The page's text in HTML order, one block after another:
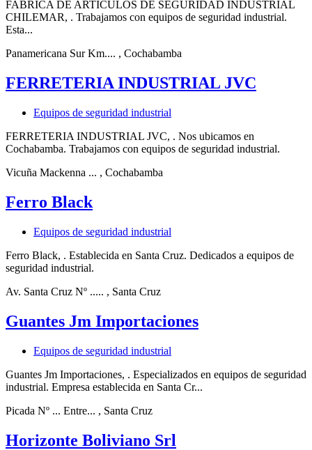
FABRICA DE ARTICULOS DE SEGURIDAD INDUSTRIAL
CHILEMAR, . Trabajamos con equipos de seguridad industrial.
Esta...
Panamericana Sur Km.... , Cochabamba
FERRETERIA INDUSTRIAL JVC
Equipos de seguridad industrial
FERRETERIA INDUSTRIAL JVC, . Nos ubicamos en
Cochabamba. Trabajamos con equipos de seguridad industrial.
Vicuña Mackenna ... , Cochabamba
Ferro Black
Equipos de seguridad industrial
Ferro Black, . Establecida en Santa Cruz. Dedicados a equipos de
seguridad industrial.
Av. Santa Cruz Nº ..... , Santa Cruz
Guantes Jm Importaciones
Equipos de seguridad industrial
Guantes Jm Importaciones, . Especializados en equipos de seguridad
industrial. Empresa establecida en Santa Cr...
Picada Nº ... Entre... , Santa Cruz
Horizonte Boliviano Srl